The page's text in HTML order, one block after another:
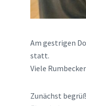
Am gestrigen
statt.
Viele
Zunächst